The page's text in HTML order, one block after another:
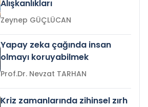
Alışkanlıkları
Zeynep GÜÇLÜCAN
Yapay zeka çağında insan
olmayı koruyabilmek
Prof.Dr. Nevzat TARHAN
Kriz zamanlarında zihinsel zırh